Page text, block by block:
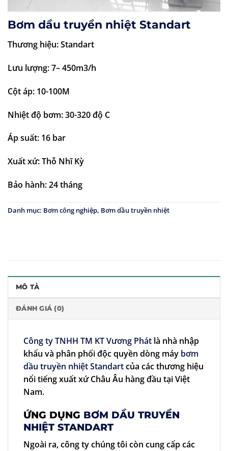
Bơm dầu truyền nhiệt Standart
Thương hiệu: Standart
Lưu lượng: 7– 450m3/h
Cột áp: 10-100M
Nhiệt độ bơm: 30-320 độ C
Áp suất: 16 bar
Xuất xứ: Thỗ Nhĩ Kỳ
Bảo hành: 24 tháng
Danh mục: Bơm công nghiệp, Bơm dầu truyền nhiệt
MÔ TẢ
ĐÁNH GIÁ (0)
Công ty TNHH TM KT Vương Phát là nhà nhập
khẩu và phân phối độc quyền dòng máy bơm
dầu truyền nhiệt Standartcủa các thương hiệu
nổi tiếng xuất xứ Châu Âu hàng đầu tại Việt
Nam.
ỨNG DỤNG BƠM DẦU TRUYỀN
NHIỆT STANDART
Ngoài ra, công ty chúng tôi còn cung cấp các